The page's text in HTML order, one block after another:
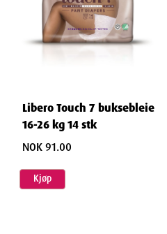
Libero Touch 7 buksebleie
16-26 kg 14 stk
NOK 91.00
Kjøp